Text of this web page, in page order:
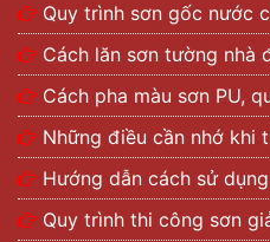
Quy trình sơn gốc nước
Cách lăn sơn tường nhà
Cách pha màu sơn PU,
Những điều cần nhớ khi
Hướng dẫn cách sử
Quy trình thi công sơn